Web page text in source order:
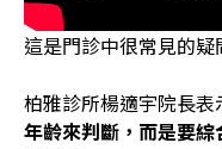
這是門診中很常見的疑
柏雅診所楊適宇院長表
年齡來判斷，而是要